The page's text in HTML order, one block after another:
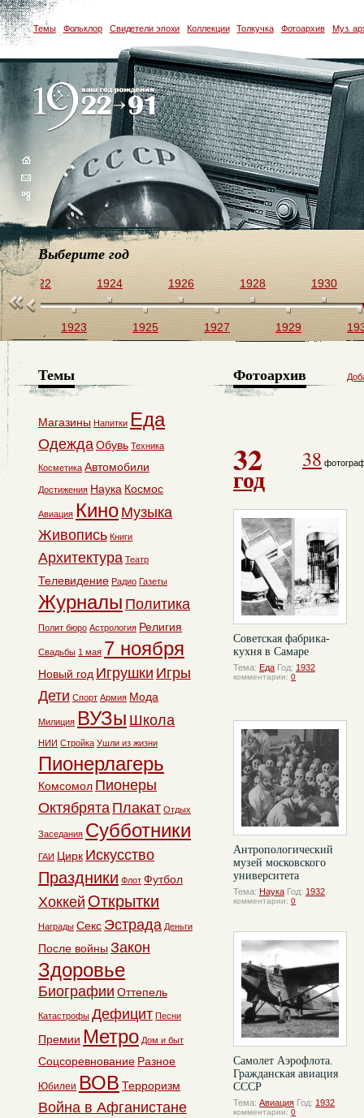
Темы Фольклор Свидетели эпохи Коллекции Толкучка Фотоархив Муз.
Выберите год
1922
1923
1924
1925
1926
1927
1928
1929
1930
Фотоархив
32
год
38
Советская фабрика-
кухня в Самаре
Тема: Еда Год: 1932
комментарии: 0
Антропологический
музей московского
университета
Тема: Наука Год: 1932
комментарии: 0
Самолет Аэрофлота.
Гражданская авиация
СССР
Тема: Авиация Год: 1932
комментарии: 0
Темы
Магазины Напитки Еда
ОдеждаОбувь Техника
Косметика Автомобили
Достижения Наука Космос
Авиация Кино Музыка
Живопись Книги
Архитектура Театр
Телевидение Радио Газеты
Журналы Политика
Полит бюро Астрология Религия
Свадьбы 1 мая 7 ноября
Новый год Игрушки Игры
Дети Спорт Армия Мода
Милиция ВУЗы Школа
НИИ Стройка Ушли из жизни
Пионерлагерь
Комсомол Пионеры
Октябрята Плакат Отдых
Заседания Субботники
ГАИ Цирк Искусство
Праздники Флот Футбол
Хоккей Открытки
Награды Секс Эстрада Деньги
После войны Закон
Здоровье
Биографии Оттепель
Катастрофы Дефицит Песни
Премии Метро Дом и быт
Соцсоревнование Разное
Юбилеи ВОВ Терроризм
Война в Афганистане